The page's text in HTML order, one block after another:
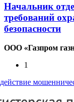
Начальник
требований
безопасности
ООО «Газпром
1